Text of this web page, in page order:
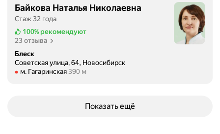
Байкова Наталья Николаевна
Стаж 32 года
100% рекомендуют
23 отзыва
Блеск
Советская улица, 64, Новосибирск
Метро м. Гагаринская Расстояние 390 м
м. Гагаринская 390 м
Показать ещё